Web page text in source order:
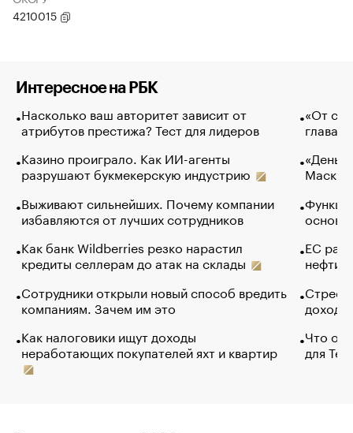
4210015
Интересное на РБК
Насколько ваш авторитет зависит от
атрибутов престижа? Тест для лидеров
Казино проиграло. Как ИИ-агенты
разрушают букмекерскую индустрию
Выживают сильнейших. Почему компании
избавляются от лучших сотрудников
Как банк Wildberries резко нарастил
кредиты селлерам до атак на склады
Сотрудники открыли новый способ вредить
компаниям. Зачем им это
Как налоговики ищут доходы
неработающих покупателей яхт и квартир
«От
глава
Маск в
основ
ЕС
нефти
Что
для